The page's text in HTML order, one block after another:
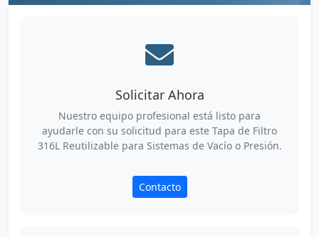
Solicitar Ahora
Nuestro equipo profesional está listo para
ayudarle con su solicitud para este Tapa de Filtro
316L Reutilizable para Sistemas de Vacío o Presión.
Contacto